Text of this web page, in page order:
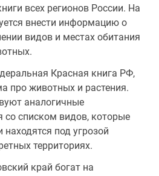
всех регионов России. На
внести информацию о
видов и местах обитания
Красная книга РФ,
про животных и растения.
аналогичные
со списком видов, которые
под угрозой
территориях.
край богат на